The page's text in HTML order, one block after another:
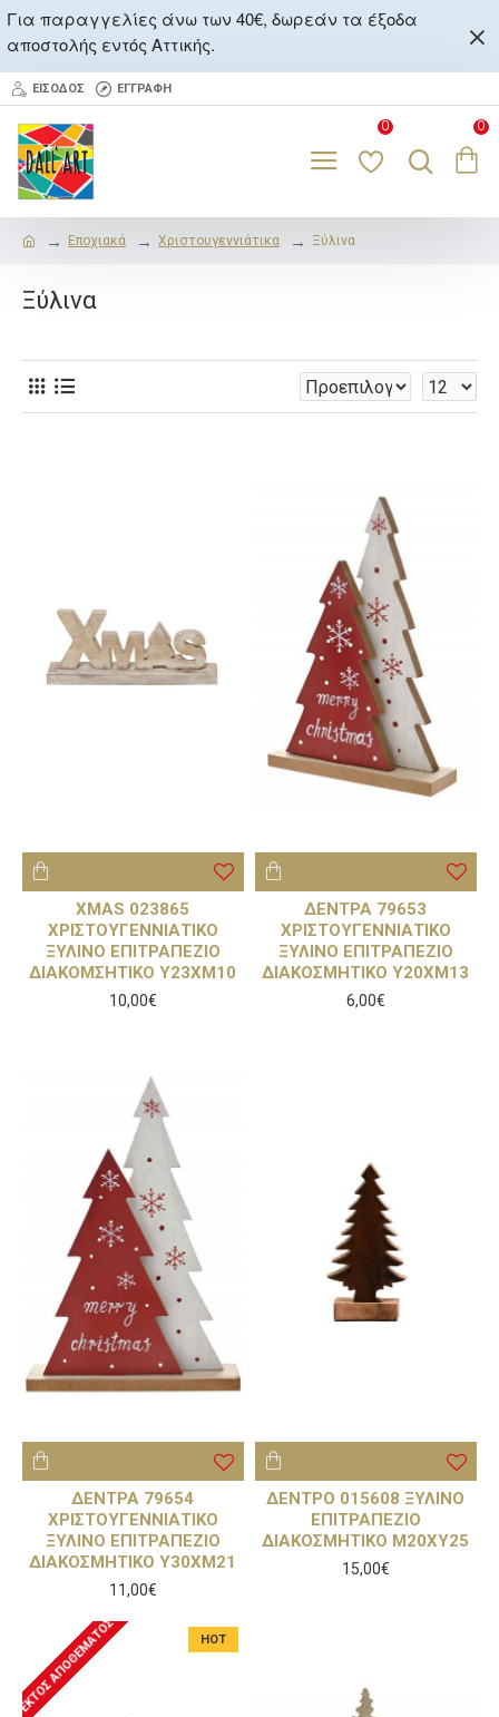
Για παραγγελίες άνω των 40€, δωρεάν τα έξοδα
αποστολής εντός Αττικής.
ΕΊΣΟΔΟΣ ΕΓΓΡΑΦΉ
0 0
Εποχιακά Χριστουγεννιάτικα Ξύλινα
Ξύλινα
XMAS 023865
ΧΡΙΣΤΟΥΓΕΝΝΙΑΤΙΚΟ
ΞΥΛΙΝΟ ΕΠΙΤΡΑΠΕΖΙΟ
ΔΙΑΚΟΜΣΗΤΙΚΟ Υ23ΧΜ10
10,00€
ΔΕΝΤΡΑ 79653
ΧΡΙΣΤΟΥΓΕΝΝΙΑΤΙΚΟ
ΞΥΛΙΝΟ ΕΠΙΤΡΑΠΕΖΙΟ
ΔΙΑΚΟΣΜΗΤΙΚΟ Υ20ΧΜ13
6,00€
ΔΕΝΤΡΑ 79654
ΧΡΙΣΤΟΥΓΕΝΝΙΑΤΙΚΟ
ΞΥΛΙΝΟ ΕΠΙΤΡΑΠΕΖΙΟ
ΔΙΑΚΟΣΜΗΤΙΚΟ Υ30ΧΜ21
11,00€
ΔΕΝΤΡΟ 015608 ΞΥΛΙΝΟ
ΕΠΙΤΡΑΠΕΖΙΟ
ΔΙΑΚΟΣΜΗΤΙΚΟ Μ20ΧΥ25
15,00€
HOT
ΕΚΤΌΣ ΑΠΟΘΈΜΑΤΟΣ